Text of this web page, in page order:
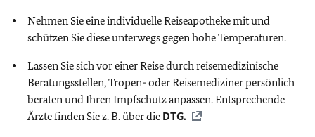
Nehmen Sie eine individuelle Reiseapotheke mit und
schützen Sie diese unterwegs gegen hohe Temperaturen.
Lassen Sie sich vor einer Reise durch reisemedizinische
Beratungsstellen, Tropen- oder Reisemediziner persönlich
beraten und Ihren Impfschutz anpassen. Entsprechende
Ärzte finden Sie z. B. über die DTG.